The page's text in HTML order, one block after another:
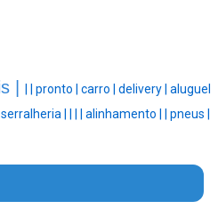
| pronto | carro | delivery | aluguel
serralheria | alinhamento |
pneus |